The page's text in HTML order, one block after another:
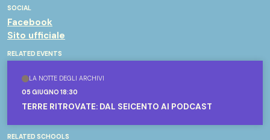
SOCIAL
Facebook
Sito ufficiale
RELATED EVENTS
LA NOTTE DEGLI ARCHIVI
05 GIUGNO 18:30
TERRE RITROVATE: DAL SEICENTO AI PODCAST
RELATED SCHOOLS